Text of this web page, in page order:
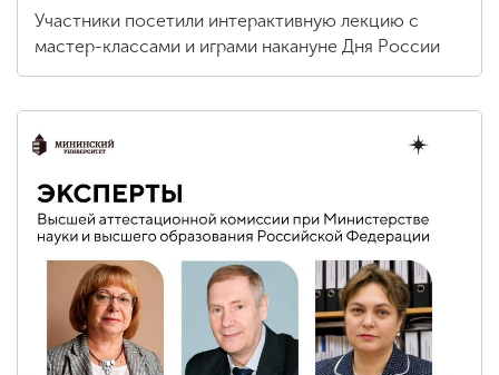
Участники посетили интерактивную лекцию с
мастер-классами и играми накануне Дня России